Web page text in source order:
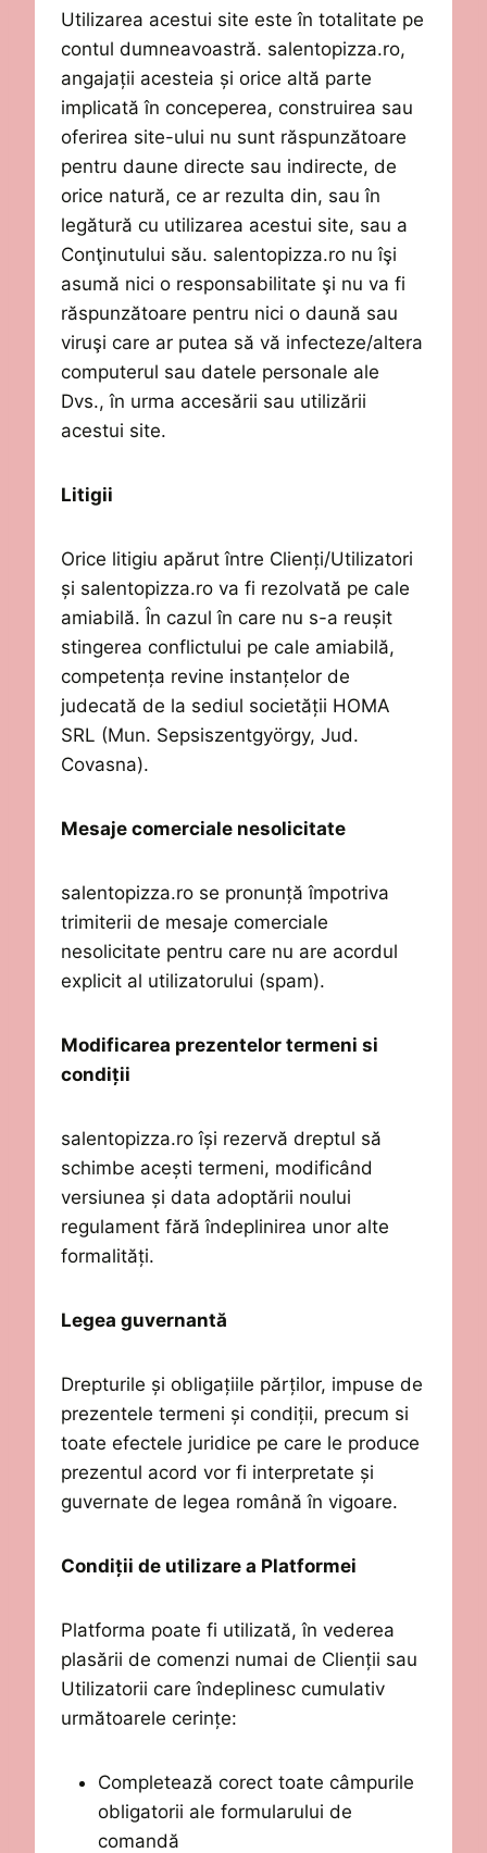
Utilizarea acestui site este în totalitate pe
contul dumneavoastră. salentopizza.ro,
angajații acesteia și orice altă parte
implicată în conceperea, construirea sau
oferirea site-ului nu sunt răspunzătoare
pentru daune directe sau indirecte, de
orice natură, ce ar rezulta din, sau în
legătură cu utilizarea acestui site, sau a
Conţinutului său. salentopizza.ro nuîşi
asumă nici o responsabilitate şi nu va fi
răspunzătoare pentru nici o daună sau
viruşi care ar putea să vă infecteze/altera
computerul sau datele personale ale
Dvs., în urma accesării sau utilizării
acestui site.
Litigii
Orice litigiu apărut între Clienți/Utilizatori
și salentopizza.ro va fi rezolvată pe cale
amiabilă. În cazul în care nu s-a reușit
stingerea conflictului pe cale amiabilă,
competența revine instanțelor de
judecată de la sediul societății HOMA
SRL (Mun. Sepsiszentgyörgy, Jud.
Covasna).
Mesaje comerciale nesolicitate
salentopizza.ro se pronunță împotriva
trimiterii de mesaje comerciale
nesolicitate pentru care nu are acordul
explicit al utilizatorului (spam).
Modificarea prezentelor termeni si
condiții
salentopizza.ro își rezervă dreptul să
schimbe acești termeni, modificând
versiunea și data adoptării noului
regulament fără îndeplinirea unor alte
formalități.
Legea guvernantă
Drepturile și obligațiile părților, impuse de
prezentele termeni și condiții, precum si
toate efectele juridice pe care le produce
prezentul acord vor fi interpretate și
guvernate de legea română în vigoare.
Condiții de utilizare a Platformei
Platforma poate fi utilizată, în vederea
plasării de comenzi numai de Clienții sau
Utilizatorii care îndeplinesc cumulativ
următoarele cerințe:
Completează corect toate câmpurile
obligatorii ale formularului de
comandă